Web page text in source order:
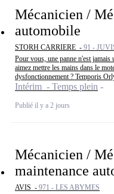
Mécanicien /
automobile
STORH CARRIERE - 91 -
Pour vous, une panne n'est
aimez mettre les mains dans le
dysfonctionnement ? Temporis
Intérim - Temps plein
Publié il y a 2 jours
Mécanicien /
maintenance
AVIS - 971 - LES ABYMES